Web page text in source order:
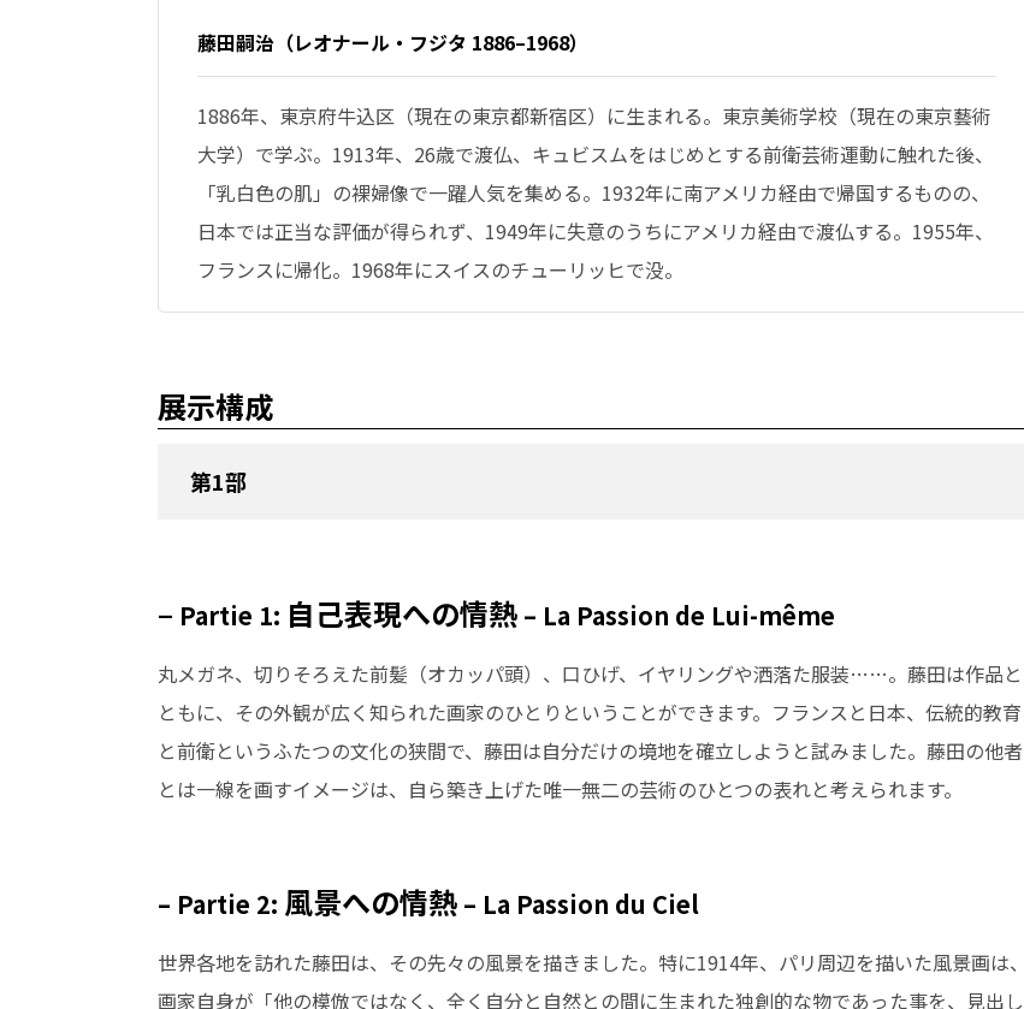
藤田嗣治（レオナール・フジタ 1886–1968）
1886年、東京府牛込区（現在の東京都新宿区）に生まれる。東京美術学校（現在の東京藝術
大学）で学ぶ。1913年、26歳で渡仏、キュビスムをはじめとする前衛芸術運動に触れた後、
「乳白色の肌」の裸婦像で一躍人気を集める。1932年に南アメリカ経由で帰国するものの、
日本では正当な評価が得られず、1949年に失意のうちにアメリカ経由で渡仏する。1955年、
フランスに帰化。1968年にスイスのチューリッヒで没。
展示構成
第1部
– Partie 1: 自己表現への情熱 – La Passion de Lui-même
丸メガネ、切りそろえた前髪（オカッパ頭）、口ひげ、イヤリングや洒落た服装……。藤田は作品と
ともに、その外観が広く知られた画家のひとりということができます。フランスと日本、伝統的教育
と前衛というふたつの文化の狭間で、藤田は自分だけの境地を確立しようと試みました。藤田の他者
とは一線を画すイメージは、自ら築き上げた唯一無二の芸術のひとつの表れと考えられます。
– Partie 2: 風景への情熱 – La Passion du Ciel
世界各地を訪れた藤田は、その先々の風景を描きました。特に1914年、パリ周辺を描いた風景画は、
画家自身が「他の模倣ではなく、全く自分と自然との間に生まれた独創的な物であった事を、見出し